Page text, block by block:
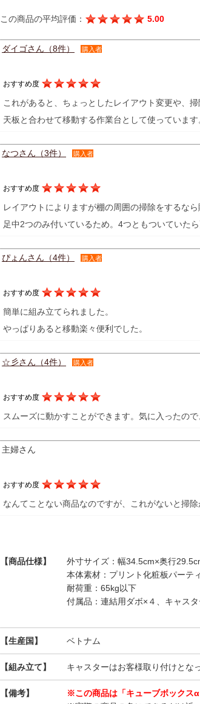
この商品の平均評価： 5.00
ダイゴさん（8件） 購入者
おすすめ度
これがあると、ちょっとしたレイアウト変更や、
天板と合わせて移動する作業台として使っています
なつさん（3件） 購入者
おすすめ度
レイアウトによりますが棚の周囲の掃除をするな
足中2つのみ付いているため。4つともついていた
ぴょんさん（4件） 購入者
おすすめ度
簡単に組み立てられました。
やっぱりあると移動楽々便利でした。
☆彡さん（4件） 購入者
おすすめ度
スムーズに動かすことができます。気に入ったの
主婦さん
おすすめ度
なんてことない商品なのですが、これがないと掃除
【商品仕様】
外寸サイズ：幅34.5cm×奥行
本体素材：プリント化粧板パーテ
耐荷重：65kg以下
付属品：連結用ダボ×４、キャスタ
【生産国】 ベトナム
【組み立て】 キャスターはお客様取り付けとな
【備考】
※この商品は「キューブボックス